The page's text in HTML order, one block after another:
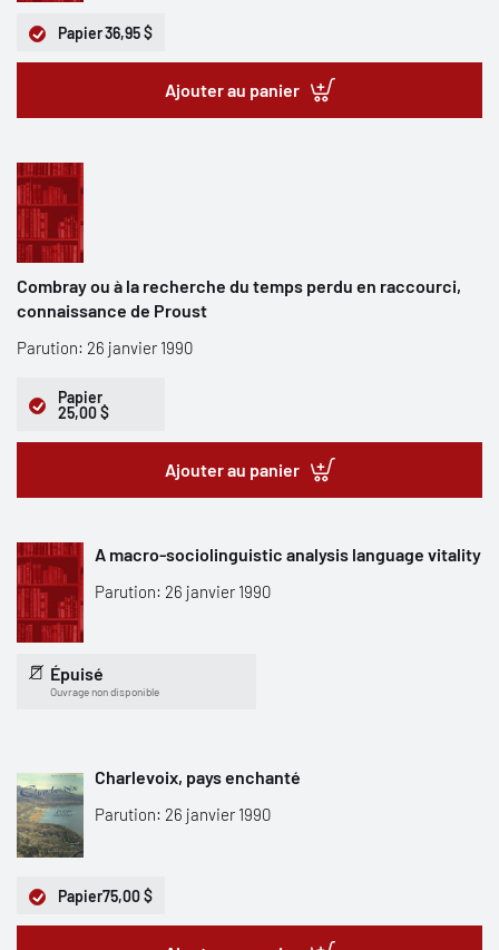
Papier36,95 $
Ajouter au panier
Combray ou à la recherche du temps perdu en raccourci,
connaissance de Proust
Parution: 26 janvier 1990
Papier
25,00 $
Ajouter au panier
A macro-sociolinguistic analysis language vitality
Parution: 26 janvier 1990
Épuisé
Ouvrage non disponible
Charlevoix, pays enchanté
Parution: 26 janvier 1990
Papier75,00 $